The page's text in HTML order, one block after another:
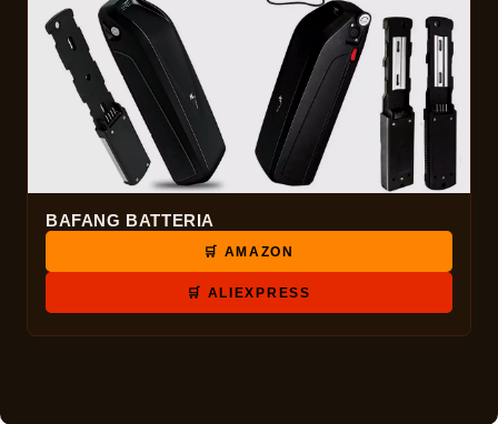
BAFANG BATTERIA
🛒 AMAZON
🛒 ALIEXPRESS